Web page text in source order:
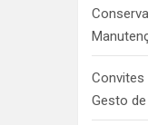
Convites
Gesto